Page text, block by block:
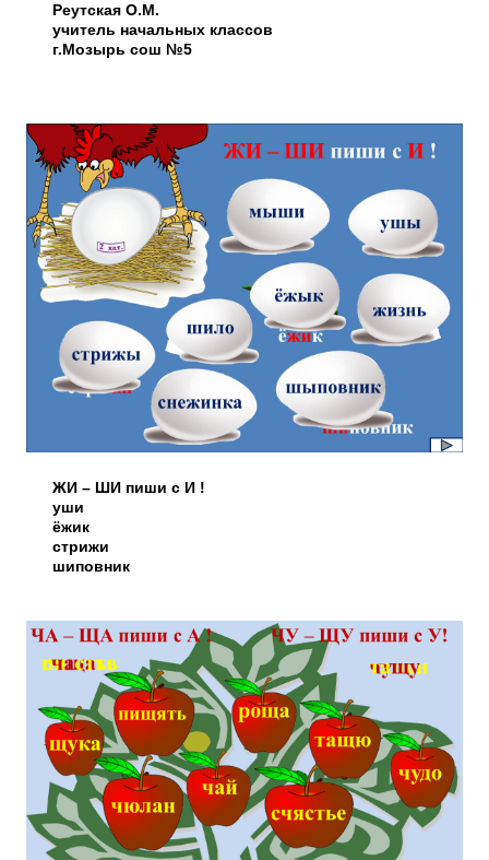
Реутская О.М.
учитель начальных классов
г.Мозырь сош №5
ЖИ – ШИ пиши с И !
уши
ёжик
стрижи
шиповник